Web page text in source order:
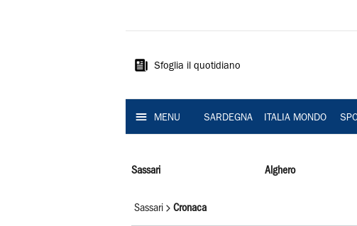
Sardegna
Sfoglia il quotidiano
MENU SARDEGNA ITALIA MONDO
Sassari Alghero
Sassari Cronaca